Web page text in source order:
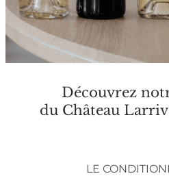
Découvrez
du Château
LE